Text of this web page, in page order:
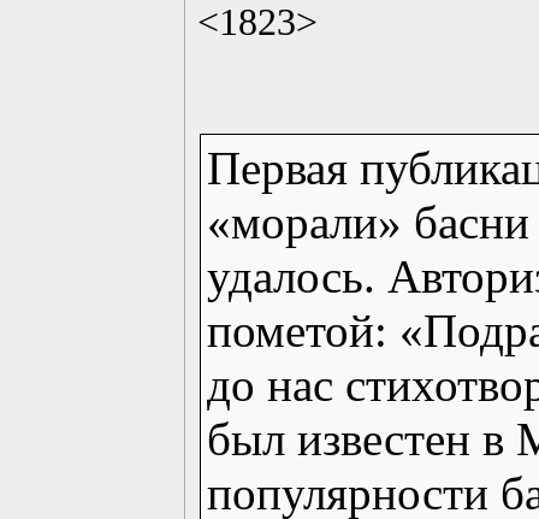
<1823>
Первая
«морали»
удалось.
пометой:
до нас
был известен в
популярности